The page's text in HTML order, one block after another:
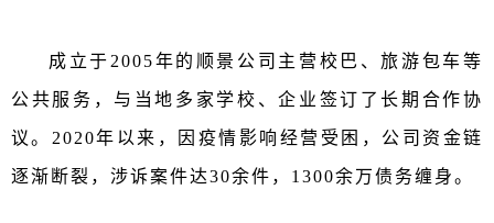
成立于2005年的 顺景公司 主营校巴、旅游包车等
公共服务，与当地多家学校、企业签订了长期合作协
议。2020年以来，因疫情影响经营受困，公司资金链
逐渐断裂，涉诉案件达30余件，1300余万债务缠身。